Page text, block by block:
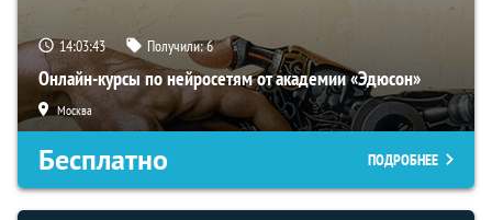
14:03:42 Получили:6
Онлайн-курсы по нейросетям от академии «Эдюсон»
Москва
Бесплатно ПОДРОБНЕЕ